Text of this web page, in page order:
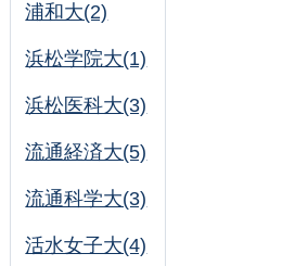
浦和大(2)
浜松学院大(1)
浜松医科大(3)
流通経済大(5)
流通科学大(3)
活水女子大(4)